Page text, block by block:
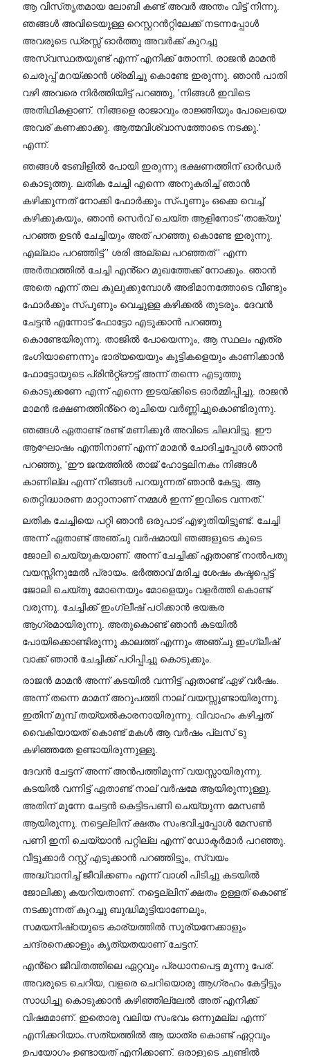
ആ വിസ്‌തൃതമായ ലോബി കണ്ട് അവർ അന്തം വിട്ട് നിന്നു.
ഞങ്ങൾ അവിടെയുള്ള റെസ്റ്ററൻറ്റിലേക്ക് നടന്നപ്പോൾ
അവരുടെ ഡ്രസ്സ് ഓർത്തു അവർക്ക് കുറച്ചു
അസ്വസ്ഥതയുണ്ട് എന്ന് എനിക്ക് തോന്നി. രാജൻ മാമൻ
ചെരുപ്പ് മറയ്ക്കാൻ ശ്രമിച്ചു കൊണ്ടേ ഇരുന്നു. ഞാൻ പാതി
വഴി അവരെ നിർത്തിയിട്ട് പറഞ്ഞു, 'നിങ്ങൾ ഇവിടെ
അതിഥികളാണ്. നിങ്ങളെ രാജാവും രാജ്ഞിയും പോലെയെ
അവര് കണക്കാക്കു. ആത്മവിശ്വാസത്തോടെ നടക്കു.'
എന്ന്.
ഞങ്ങൾ ടേബിളിൽ പോയി ഇരുന്നു ഭക്ഷണത്തിന് ഓർഡർ
കൊടുത്തു. ലതിക ചേച്ചി എന്നെ അനുകരിച്ച്‌ ഞാൻ
കഴിക്കുന്നത് നോക്കി ഫോർക്കും സ്പൂണും ഒക്കെ വെച്ച്
കഴിക്കുകയും, ഞാൻ സെർവ് ചെയ്ത ആളിനോട് 'താങ്ക്‌യൂ'
പറഞ്ഞ ഉടൻ ചേച്ചിയും അത് പറഞ്ഞു കൊണ്ടേ ഇരുന്നു.
എല്ലാം പറഞ്ഞിട്ട് ' ശരി അല്ലെ പറഞ്ഞത് ' എന്ന
അർത്ഥത്തിൽ ചേച്ചി എൻ്റെ മുഖത്തേക്ക് നോക്കും. ഞാൻ
അതെ എന്ന് തല കുലുക്കുമ്പോൾ അഭിമാനത്തോടെ വീണ്ടും
ഫോർക്കും സ്പൂണും വെച്ചുള്ള കഴിക്കൽ തുടരും. ദേവൻ
ചേട്ടൻ എന്നോട് ഫോട്ടോ എടുക്കാൻ പറഞ്ഞു
കൊണ്ടേയിരുന്നു. താജിൽ പോയെന്നും, ആ സ്ഥലം എത്ര
ഭംഗിയാണെന്നും ഭാര്യയെയും കുട്ടികളെയും കാണിക്കാൻ
ഫോട്ടോയുടെ പ്രിൻറ്റ്ഔട്ട് അന്ന് തന്നെ എടുത്തു
കൊടുക്കണേ എന്ന് എന്നെ ഇടയ്ക്കിടെ ഓർമ്മിപ്പിച്ചു. രാജൻ
മാമൻ ഭക്ഷണത്തിൻ്റെ രുചിയെ വർണ്ണിച്ചുകൊണ്ടിരുന്നു.
ഞങ്ങൾ ഏതാണ്ട് രണ്ട് മണിക്കൂർ അവിടെ ചിലവിട്ടു. ഈ
ആഘോഷം എന്തിനാണ് എന്ന് മാമൻ ചോദിച്ചപ്പോൾ ഞാൻ
പറഞ്ഞു, 'ഈ ജന്മത്തിൽ താജ് ഹോട്ടലിനകം നിങ്ങൾ
കാണില്ല എന്ന് നിങ്ങൾ പറയുന്നത് ഞാൻ കേട്ടു. ആ
തെറ്റിദ്ധാരണ മാറ്റാനാണ് നമ്മൾ ഇന്ന് ഇവിടെ വന്നത്.'
ലതിക ചേച്ചിയെ പറ്റി ഞാൻ ഒരുപാട് എഴുതിയിട്ടുണ്ട്. ചേച്ചി
അന്ന് ഏതാണ്ട് അഞ്ചു വർഷമായി ഞങ്ങളുടെ കൂടെ
ജോലി ചെയ്യുകയാണ്. അന്ന് ചേച്ചിക്ക് ഏതാണ്ട് നാൽപതു
വയസ്സിനുമേൽ പ്രായം. ഭർത്താവ് മരിച്ച ശേഷം കഷ്ടപ്പെട്ട്
ജോലി ചെയ്തു മോനെയും മോളെയും വളർത്തി കൊണ്ട്
വരുന്നു. ചേച്ചിക്ക് ഇംഗ്ലീഷ് പഠിക്കാൻ ഭയങ്കര
ആഗ്രമായിരുന്നു. അതുകൊണ്ട് ഞാൻ കടയിൽ
പോയിക്കൊണ്ടിരുന്നു കാലത്ത് എന്നും അഞ്ചു ഇംഗ്ലീഷ്
വാക്ക് ഞാൻ ചേച്ചിക്ക് പഠിപ്പിച്ചു കൊടുക്കും.
രാജൻ മാമൻ അന്ന് കടയിൽ വന്നിട്ട് ഏതാണ്ട് ഏഴ് വർഷം.
അന്ന് തന്നെ മാമന് അറുപത്തി നാല് വയസ്സുണ്ടായിരുന്നു.
ഇതിന് മുമ്പ് തയ്യൽകാരനായിരുന്നു. വിവാഹം കഴിച്ചത്
വൈകിയായത് കൊണ്ട് മകൾ ആ വർഷം പ്ലസ് ടു
കഴിഞ്ഞതേ ഉണ്ടായിരുന്നുള്ളു.
ദേവൻ ചേട്ടന് അന്ന് അൻപത്തിമൂന്ന് വയസ്സായിരുന്നു.
കടയിൽ വന്നിട്ട് ഏതാണ്ട് നാല് വർഷമേ ആയിരുന്നുള്ളു.
അതിന് മുന്നേ ചേട്ടൻ കെട്ടിടപണി ചെയ്യുന്ന മേസൺ
ആയിരുന്നു. നട്ടെല്ലിന് ക്ഷതം സംഭവിച്ചപ്പോൾ മേസൺ
പണി ഇനി ചെയ്യാൻ പറ്റില്ല എന്ന് ഡോക്ടർമാർ പറഞ്ഞു.
വീട്ടുക്കാർ റസ്റ്റ് എടുക്കാൻ പറഞ്ഞിട്ടും, സ്വയം
അദ്ധ്വാനിച്ച്‌ ജീവിക്കണം എന്ന് വാശി പിടിച്ചു കടയിൽ
ജോലിക്കു കയറിയതാണ്. നട്ടെല്ലിന് ക്ഷതം ഉള്ളത് കൊണ്ട്
നടക്കുന്നത് കുറച്ചു ബുദ്ധിമുട്ടിയാണേലും,
സമയനിഷ്‌ഠയുടെ കാര്യത്തിൽ സൂര്യനേക്കാളും
ചന്ദ്രനെക്കാളും കൃത്യതയാണ് ചേട്ടന്.
എൻ്റെ ജീവിതത്തിലെ ഏറ്റവും പ്രധാനപെട്ട മൂന്നു പേര്.
അവരുടെ ചെറിയ, വളരെ ചെറിയൊരു ആഗ്രഹം കേട്ടിട്ടും
സാധിച്ചു കൊടുക്കാൻ കഴിഞ്ഞില്ലേൽ അത് എനിക്ക്
വിഷമമാണ്. ഇതൊരു വലിയ സംഭവം ഒന്നുമല്ല എന്ന്
എനിക്കറിയാം.സത്യത്തിൽ ആ യാത്ര കൊണ്ട് ഏറ്റവും
ഉപയോഗം ഉണ്ടായത് എനിക്കാണ്. ഒരാളുടെ ചുണ്ടിൽ